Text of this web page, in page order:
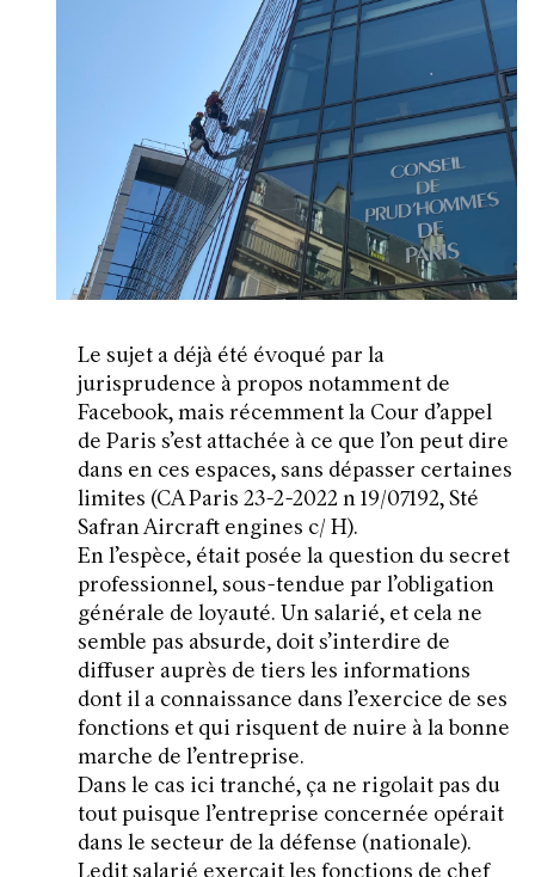
Le sujet a déjà été évoqué par la
jurisprudence à propos notamment de
Facebook, mais récemment la Cour d’appel
de Paris s’est attachée à ce que l’on peut dire
dans en ces espaces, sans dépasser certaines
limites (CA Paris 23-2-2022 n 19/07192, Sté
Safran Aircraft engines c/ H).
En l’espèce, était posée la question du secret
professionnel, sous-tendue par l’obligation
générale de loyauté. Un salarié, et cela ne
semble pas absurde, doit s’interdire de
diffuser auprès de tiers les informations
dont il a connaissance dans l’exercice de ses
fonctions et qui risquent de nuire à la bonne
marche de l’entreprise.
Dans le cas ici tranché, ça ne rigolait pas du
tout puisque l’entreprise concernée opérait
dans le secteur de la défense (nationale).